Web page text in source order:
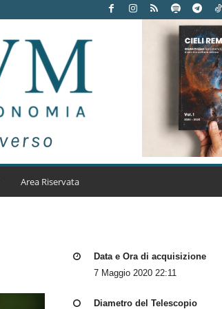
Area Riservata
Data e Ora di acquisizione
7 Maggio 2020 22:11
Diametro del Telescopio